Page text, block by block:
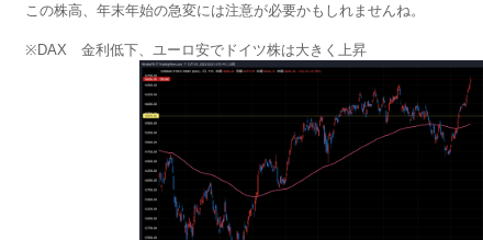
この株高、年末年始の急変には注意が必要かもしれませんね。
※DAX 金利低下、ユーロ安でドイツ株は大きく上昇